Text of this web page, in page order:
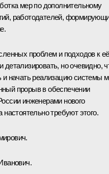
мер по дополнительному
работодателей,
проблем и подходов к её
но очевидно,
и начать реализацию системы
прорыв в обеспечении
инженерами нового
требуют этого.